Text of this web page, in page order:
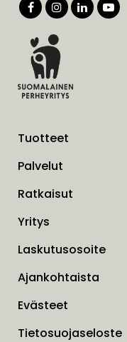
Tuotteet
Palvelut
Ratkaisut
Yritys
Laskutusosoite
Ajankohtaista
Evästeet
Tietosuojaseloste